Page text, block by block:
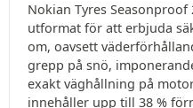
Nokian Tyres
utformat för att erbjuda
om, oavsett
grepp på snö,
exakt väghållning på
innehåller upp till 38 %